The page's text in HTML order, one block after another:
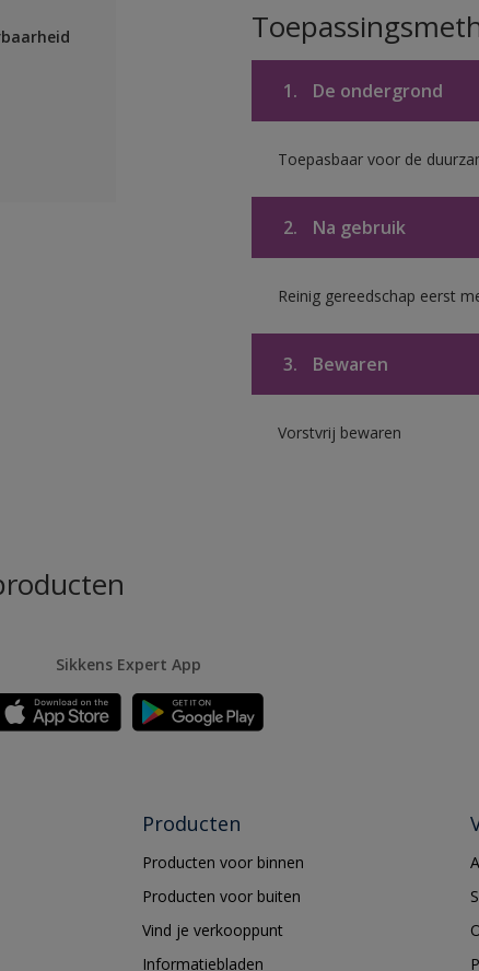
1. De ondergrond
Toepasbaar voor de
2. Na gebruik
Reinig gereedschap eerst
3. Bewaren
Vorstvrij bewaren
Sikkens Expert App
Producten
Producten voor binnen
Producten voor buiten
Vind je verkooppunt
Informatiebladen